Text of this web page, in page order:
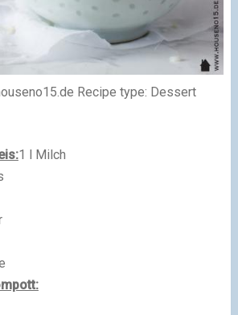
Recipe type: Dessert
1 l Milch